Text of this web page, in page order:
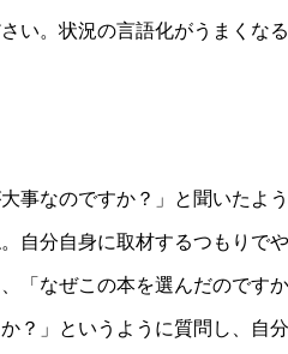
い。状況の言語化がうまくな
事なのですか？」と聞いたよ
自分自身に取材するつもりで
「なぜこの本を選んだのです
？」というように質問し、自